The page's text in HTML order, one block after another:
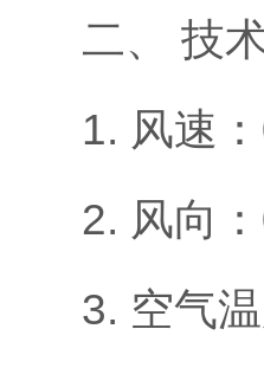
二、 技
1. 风速
2. 风向
3. 空气